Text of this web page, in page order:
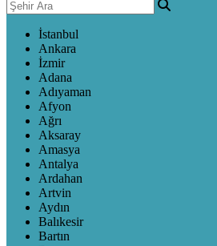
İstanbul
Ankara
İzmir
Adana
Adıyaman
Afyon
Ağrı
Aksaray
Amasya
Antalya
Ardahan
Artvin
Aydın
Balıkesir
Bartın